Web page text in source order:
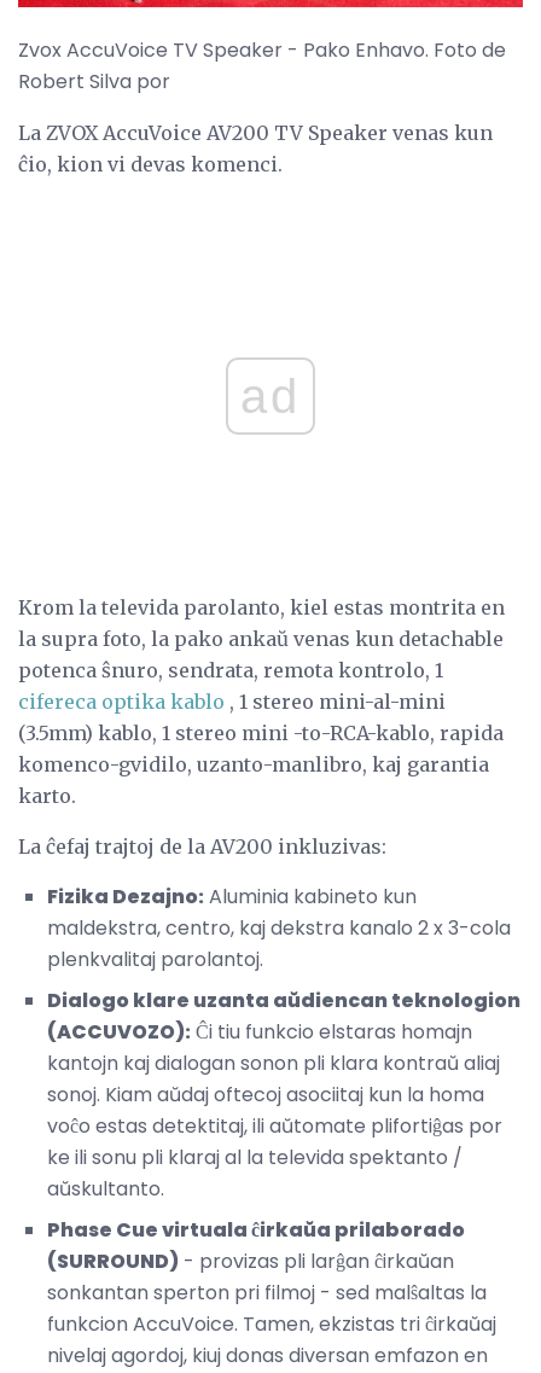
Zvox AccuVoice TV Speaker - Pako Enhavo. Foto de
Robert Silva por
La ZVOX AccuVoice AV200 TV Speaker venas kun
ĉio, kion vi devas komenci.
ad
Krom la televida parolanto, kiel estas montrita en
la supra foto, la pako ankaŭ venas kun detachable
potenca ŝnuro, sendrata, remota kontrolo, 1
cifereca optika kablo , 1 stereo mini-al-mini
(3.5mm) kablo, 1 stereo mini -to-RCA-kablo, rapida
komenco-gvidilo, uzanto-manlibro, kaj garantia
karto.
La ĉefaj trajtoj de la AV200 inkluzivas:
Fizika Dezajno: Aluminia kabineto kun
maldekstra, centro, kaj dekstra kanalo 2 x 3-cola
plenkvalitaj parolantoj.
Dialogo klare uzanta aŭdiencan teknologion
(ACCUVOZO): Ĉi tiu funkcio elstaras homajn
kantojn kaj dialogan sonon pli klara kontraŭ aliaj
sonoj. Kiam aŭdaj oftecoj asociitaj kun la homa
voĉo estas detektitaj, ili aŭtomate plifortiĝas por
ke ili sonu pli klaraj al la televida spektanto /
aŭskultanto.
Phase Cue virtuala ĉirkaŭa prilaborado
(SURROUND) - provizas pli larĝan ĉirkaŭan
sonkantan sperton pri filmoj - sed malŝaltas la
funkcion AccuVoice. Tamen, ekzistas tri ĉirkaŭaj
nivelaj agordoj, kiuj donas diversan emfazon en